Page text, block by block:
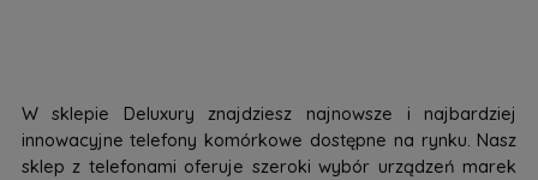
W sklepie Deluxury znajdziesz najnowsze i najbardziej
innowacyjne telefony komórkowe dostępne na rynku. Nasz
sklep z telefonami oferuje szeroki wybór urządzeń marek